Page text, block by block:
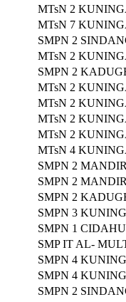
MTsN 2
MTsN 7
SMPN 2
MTsN 2
SMPN 2
MTsN 2
MTsN 2
MTsN 2
MTsN 2
MTsN 4
SMPN 2
SMPN 2
SMPN 2
SMPN 3
SMPN 1 CIDAHU
SMP IT AL-
SMPN 4
SMPN 4
SMPN 2